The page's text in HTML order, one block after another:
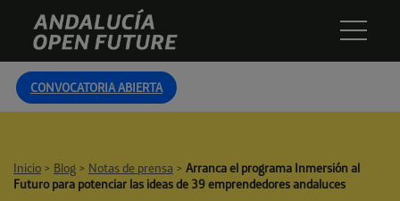
content
Andalucía
Open
Future
CONVOCATORIA ABIERTA
Inicio > Blog > Notas de prensa > Arranca el programa Inmersión al
Futuro para potenciar las ideas de 39 emprendedores andaluces